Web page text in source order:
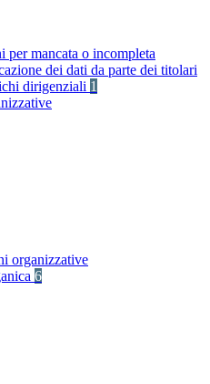
per mancata o incompleta
dei dati da parte dei titolari
dirigenziali 1
organizzative
6